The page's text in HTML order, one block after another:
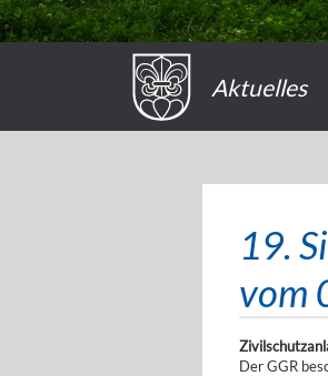
Aktuelles
19.
vom
Der GGR